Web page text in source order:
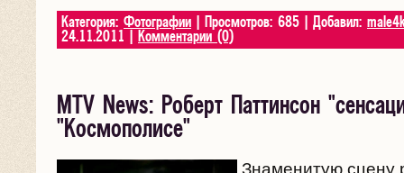
Категория: Фотографии | Просмотров: 685 | Добавил:
24.11.2011
Комментарии (0)
MTV News: Роберт Паттинсон
"Космополисе"
Знаменитую сцену